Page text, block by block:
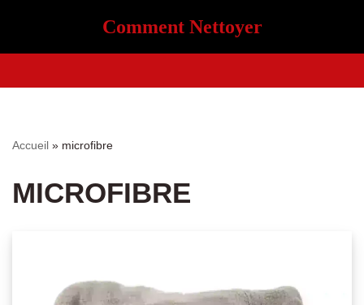
Comment Nettoyer
Accueil » microfibre
MICROFIBRE